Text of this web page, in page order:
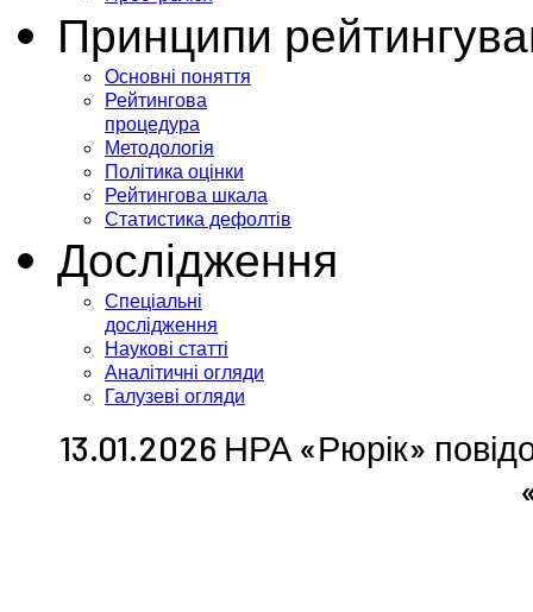
Принципи
Основні поняття
Рейтингова
процедура
Методологія
Політика оцінки
Рейтингова шкала
Статистика дефолтів
Дослідження
Спеціальні
дослідження
Наукові статті
Аналітичні огляди
Галузеві огляди
13.01.2026 НРА «Рюрік»